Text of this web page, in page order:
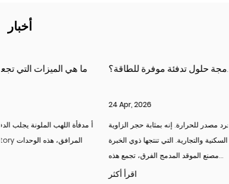
أخبار
كيف توفر المواقد المدمجة حلول تدفئة موفرة للطاقة؟
أ مدفأة مدمجة هو أكثر من مجرد مصدر للحرارة. إنه بمثابة حجر الزاوية
لكل من التصميمات الداخلية السكنية والتجارية. التي تنتجها ذوي الخبرة
مصنع الموقد المدمج الفرق، تجمع هذه...